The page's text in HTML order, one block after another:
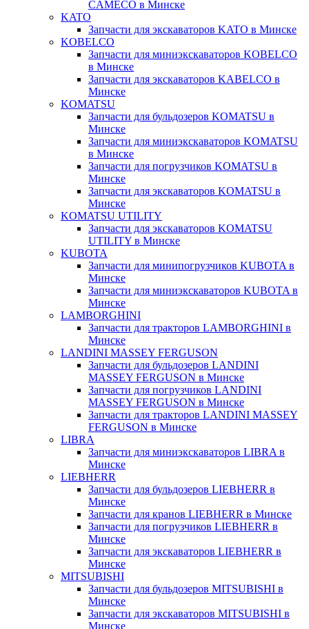
CAMECO в Минске
KATO
Запчасти для экскаваторов KATO в Минске
KOBELCO
Запчасти для миниэкскаваторов KOBELCO
в Минске
Запчасти для экскаваторов KABELCO в
Минске
KOMATSU
Запчасти для бульдозеров KOMATSU в
Минске
Запчасти для миниэкскаваторов KOMATSU
в Минске
Запчасти для погрузчиков KOMATSU в
Минске
Запчасти для экскаваторов KOMATSU в
Минске
KOMATSU UTILITY
Запчасти для экскаваторов KOMATSU
UTILITY в Минске
KUBOTA
Запчасти для минипогрузчиков KUBOTA в
Минске
Запчасти для миниэкскаваторов KUBOTA в
Минске
LAMBORGHINI
Запчасти для тракторов LAMBORGHINI в
Минске
LANDINI MASSEY FERGUSON
Запчасти для бульдозеров LANDINI
MASSEY FERGUSON в Минске
Запчасти для погрузчиков LANDINI
MASSEY FERGUSON в Минске
Запчасти для тракторов LANDINI MASSEY
FERGUSON в Минске
LIBRA
Запчасти для миниэкскаваторов LIBRA в
Минске
LIEBHERR
Запчасти для бульдозеров LIEBHERR в
Минске
Запчасти для кранов LIEBHERR в Минске
Запчасти для погрузчиков LIEBHERR в
Минске
Запчасти для экскаваторов LIEBHERR в
Минске
MITSUBISHI
Запчасти для бульдозеров MITSUBISHI в
Минске
Запчасти для экскаваторов MITSUBISHI в
Минске